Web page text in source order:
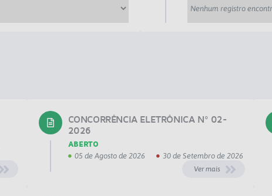
CONCORRÊNCIA ELETRÔNICA Nº 02-
2026
ABERTO
05 de Agosto de 2026 30 de Setembro de 2026
Ver mais